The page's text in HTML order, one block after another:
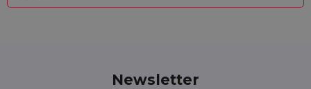
Newsletter